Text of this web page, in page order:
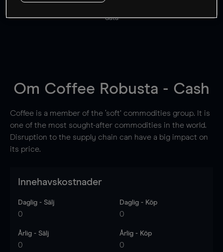
data
Om Coffee Robusta - Cash
Coffee is a member of the ‘soft’ commodities group. It is
one of the most sought-after commodities in the world.
Disruption to the supply chain can have a big impact on
its price.
Innehavskostnader
Daglig - Sälj
0
Daglig - Köp
0
Årlig - Sälj
0
Årlig - Köp
0